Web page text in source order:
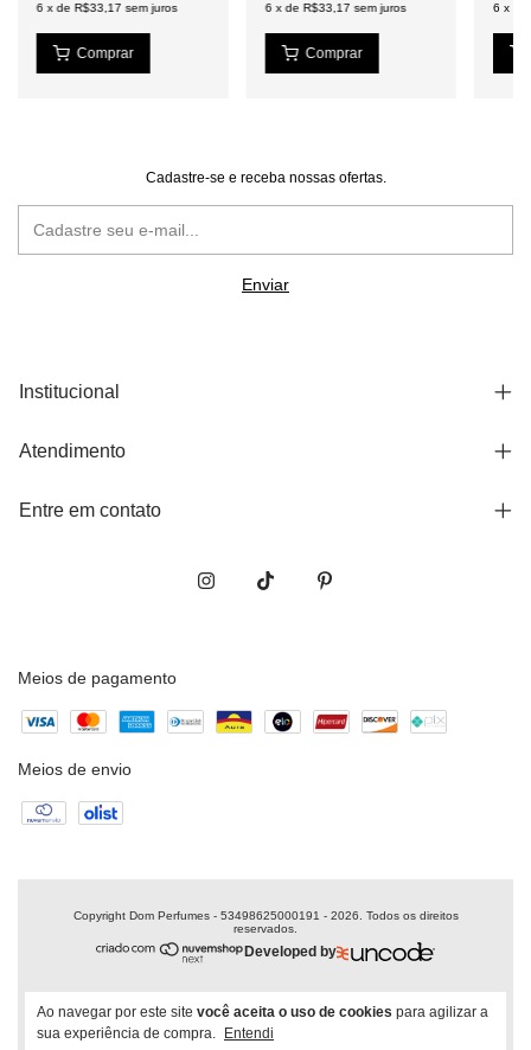
Ao navegar por este site você aceita o uso de cookies para agilizar a
sua experiência de compra.
Entendi
6 xde R$33,17 sem juros 6 xde R$33,17 sem juros 6 x
Cadastre-se e receba nossas ofertas.
Institucional
Atendimento
Entre em contato
Meios de pagamento
Meios de envio
Copyright Dom Perfumes - 53498625000191 - 2026. Todos os direitos
reservados.
Developed by